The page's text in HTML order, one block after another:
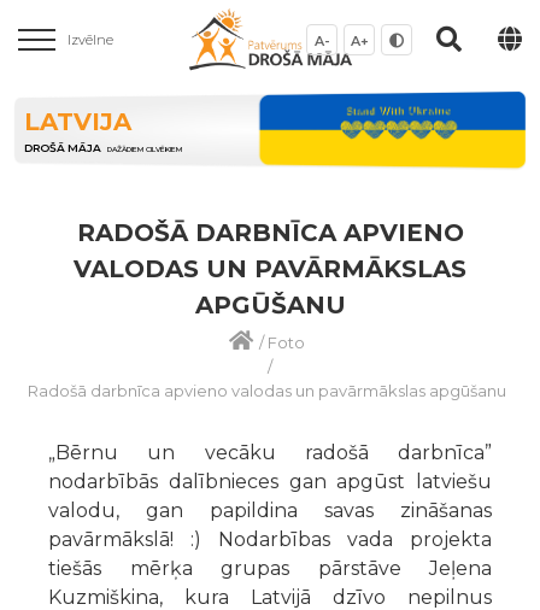
Izvēlne A- A+
LATVIJA
DROŠĀ MĀJA DAŽĀDIEM CILVĒKIEM
RADOŠĀ DARBNĪCA APVIENO
VALODAS UN PAVĀRMĀKSLAS
APGŪŠANU
/Foto
/
Radošā darbnīca apvieno valodas un pavārmākslas apgūšanu
„Bērnu un vecāku radošā darbnīca”
nodarbībās dalībnieces gan apgūst latviešu
valodu, gan papildina savas zināšanas
pavārmākslā! :) Nodarbības vada projekta
tiešās mērķa grupas pārstāve Jeļena
Kuzmiškina, kura Latvijā dzīvo nepilnus